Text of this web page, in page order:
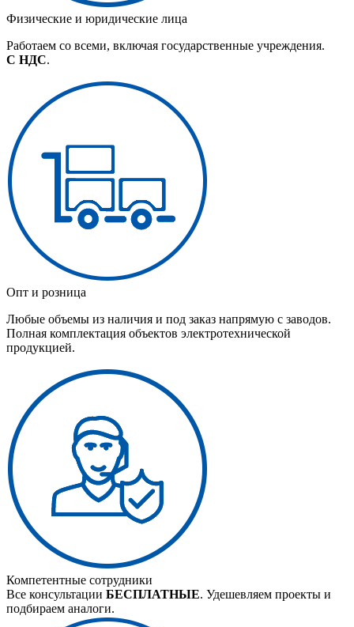
Физические и юридические лица
Работаем со всеми, включая государственные учреждения.
С НДС.
Опт и розница
Любые объемы из наличия и под заказ напрямую с заводов.
Полная комплектация объектов электротехнической
продукцией.
Компетентные сотрудники
Все консультации БЕСПЛАТНЫЕ. Удешевляем проекты и
подбираем аналоги.